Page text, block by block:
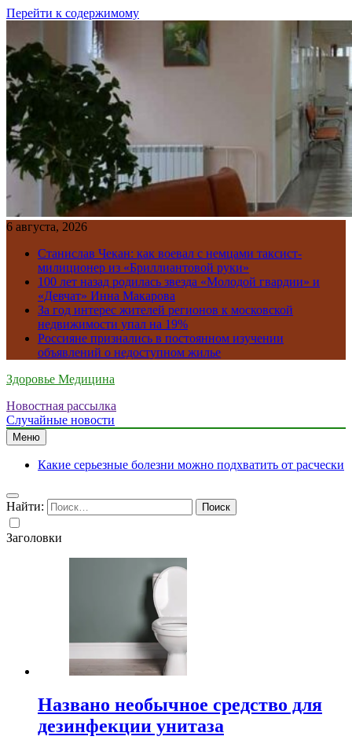
Перейти к содержимому
6 августа, 2026
Станислав Чекан: как воевал с немцами таксист-
милиционер из «Бриллиантовой руки»
100 лет назад родилась звезда «Молодой гвардии» и
«Девчат» Инна Макарова
За год интерес жителей регионов к московской
недвижимости упал на 19%
Россияне признались в постоянном изучении
объявлений о недоступном жилье
Здоровье Медицина
Новостная рассылка
Случайные новости
Меню
Какие серьезные болезни можно подхватить от расчески
Найти:
Заголовки
Названо необычное средство для
дезинфекции унитаза